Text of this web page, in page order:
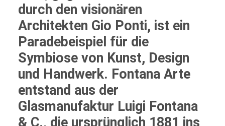
durch den visionären
Architekten Gio Ponti, ist ein
Paradebeispiel für die
Symbiose von Kunst, Design
und Handwerk. Fontana Arte
entstand aus der
Glasmanufaktur Luigi Fontana
& C., die ursprünglich 1881 ins